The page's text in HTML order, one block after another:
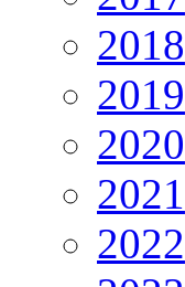
2018
2019
2020
2021
2022